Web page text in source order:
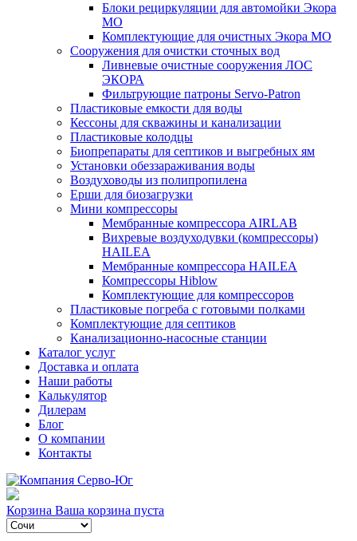
Блоки рециркуляции для автомойки Экора
МО
Комплектующие для очистных Экора МО
Сооружения для очистки сточных вод
Ливневые очистные сооружения ЛОС
ЭКОРА
Фильтрующие патроны Servo-Patron
Пластиковые емкости для воды
Кессоны для скважины и канализации
Пластиковые колодцы
Биопрепараты для септиков и выгребных ям
Установки обеззараживания воды
Воздуховоды из полипропилена
Ерши для биозагрузки
Мини компрессоры
Мембранные компрессора AIRLAB
Вихревые воздуходувки (компрессоры)
HAILEA
Мембранные компрессора HAILEA
Компрессоры Hiblow
Комплектующие для компрессоров
Пластиковые погреба с готовыми полками
Комплектующие для септиков
Канализационно-насосные станции
Каталог услуг
Доставка и оплата
Наши работы
Калькулятор
Дилерам
Блог
О компании
Контакты
Корзина Ваша корзина пуста